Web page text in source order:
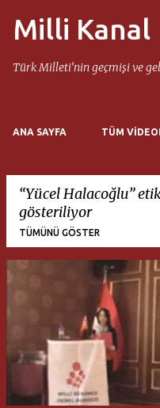
Milli Kanal
Türk Milleti’nin geçmişi ve
ANA SAYFA TÜM
Yücel Halacoğlu
gösteriliyor
TÜMÜNÜ GÖSTER
K
a